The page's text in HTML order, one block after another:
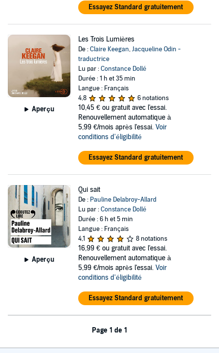
Essayez Standard gratuitement
Aperçu
Les Trois Lumières
De :Claire Keegan,Jacqueline Odin -
traductrice
Lu par :Constance Dollé
Durée : 1 h et 35 min
Langue : Français
4,8
6 notations
10,45 € ou gratuit avec l'essai.
Renouvellement automatique à
5,99 €/mois après l'essai. Voir
conditions d'éligibilité
Essayez Standard gratuitement
Aperçu
Qui sait
De : Pauline Delabroy-Allard
Lu par :Constance Dollé
Durée : 6 h et 5 min
Langue : Français
4,1
8 notations
16,99 € ou gratuit avec l'essai.
Renouvellement automatique à
5,99 €/mois après l'essai. Voir
conditions d'éligibilité
Essayez Standard gratuitement
Page 1 de 1